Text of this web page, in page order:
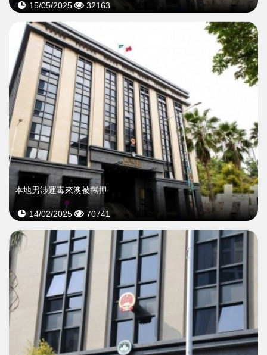
15/05/2025 32163
本地男涉運毒來澳被羈押
14/02/2025 70741